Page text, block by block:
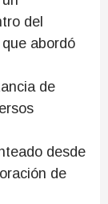
del
que abordó
de
desde
de